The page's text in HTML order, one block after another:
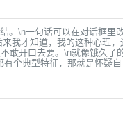
。\n一句话可以在对话框里
我才知道，我的这种心理，
敢开口去要。\n就像饿久了
个典型特征，那就是怀疑自